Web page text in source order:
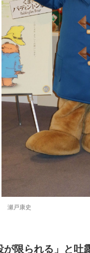
瀬戸康史
が限られる」と吐